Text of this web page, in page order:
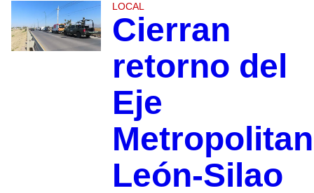
LOCAL
Cierran
retorno del
Eje
León-Silao